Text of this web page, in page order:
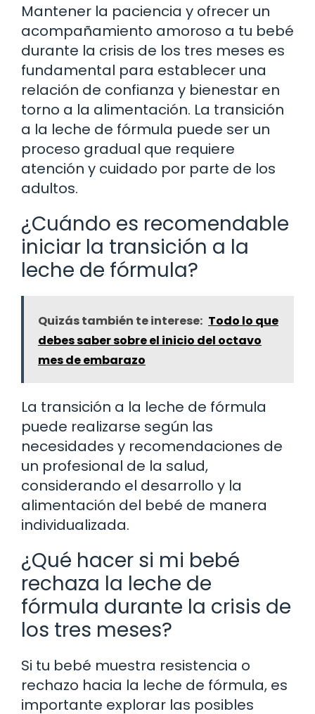
Mantener la paciencia y ofrecer un
acompañamiento amoroso a tu bebé
durante la crisis de los tres meses es
fundamental para establecer una
relación de confianza y bienestar en
torno a la alimentación. La transición
a la leche de fórmula puede ser un
proceso gradual que requiere
atención y cuidado por parte de los
adultos.
¿Cuándo es recomendable
iniciar la transición a la
leche de fórmula?
Quizás también te interese: Todo lo que
debes saber sobre el inicio del octavo
mes de embarazo
La transición a la leche de fórmula
puede realizarse según las
necesidades y recomendaciones de
un profesional de la salud,
considerando el desarrollo y la
alimentación del bebé de manera
individualizada.
¿Qué hacer si mi bebé
rechaza la leche de
fórmula durante la crisis de
los tres meses?
Si tu bebé muestra resistencia o
rechazo hacia la leche de fórmula, es
importante explorar las posibles